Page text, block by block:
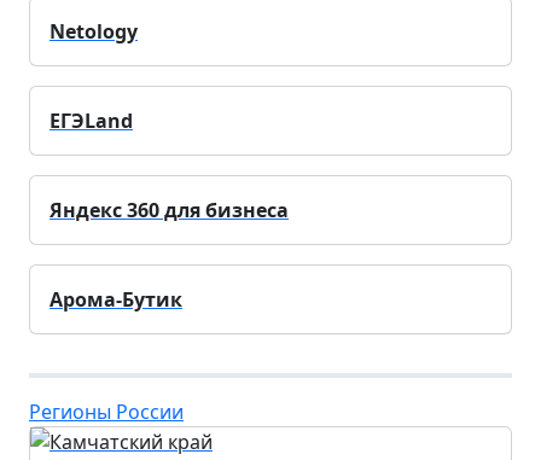
Netology
ЕГЭLand
Яндекс 360 для бизнеса
Арома-Бутик
Регионы России